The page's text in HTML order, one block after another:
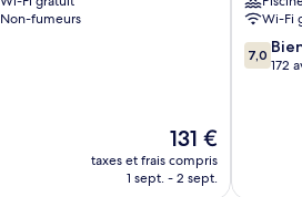
Non-fumeurs
Le
nouveau
prix
131 €
taxes et frais compris
1 sept. - 2 sept.
Wi-Fi
7.0
sur
7,0
172